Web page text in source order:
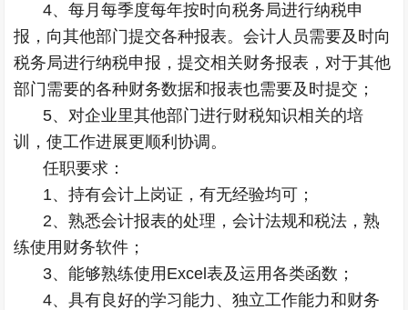
4、每月每季度每年按时向税务局进行纳税申
报，向其他部门提交各种报表。会计人员需要及时向
税务局进行纳税申报，提交相关财务报表，对于其他
部门需要的各种财务数据和报表也需要及时提交；
5、对企业里其他部门进行财税知识相关的培
训，使工作进展更顺利协调。
任职要求：
1、持有会计上岗证，有无经验均可；
2、熟悉会计报表的处理，会计法规和税法，熟
练使用财务软件；
3、能够熟练使用Excel表及运用各类函数；
4、具有良好的学习能力、独立工作能力和财务